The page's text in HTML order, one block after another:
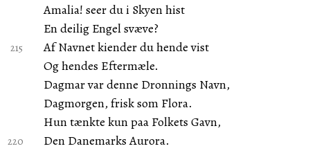
Amalia! seer du i Skyen hist
En deilig Engel svæve?
Af Navnet kiender du hende vist
Og hendes Eftermæle.
Dagmar var denne Dronnings Navn,
Dagmorgen, frisk som Flora.
Hun tænkte kun paa Folkets Gavn,
Den Danemarks Aurora.